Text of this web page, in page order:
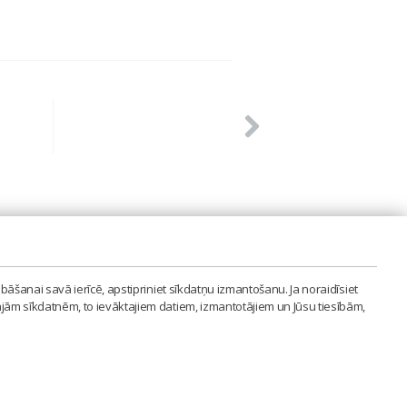
savā ierīcē, apstipriniet sīkdatņu izmantošanu. Ja noraidīsiet
sīkdatnēm, to ievāktajiem datiem, izmantotājiem un Jūsu tiesībām,